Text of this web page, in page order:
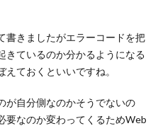
書きましたがエラーコードを把
きているのか分かるようになる
ておくといいですね。
が自分側なのかそうでないの
要なのか変わってくるためWeb